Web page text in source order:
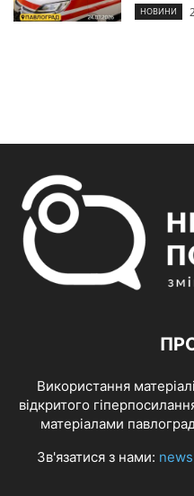
НОВИНИ
Використання
відкритого
матеріалами
Зв'язатися з нами: